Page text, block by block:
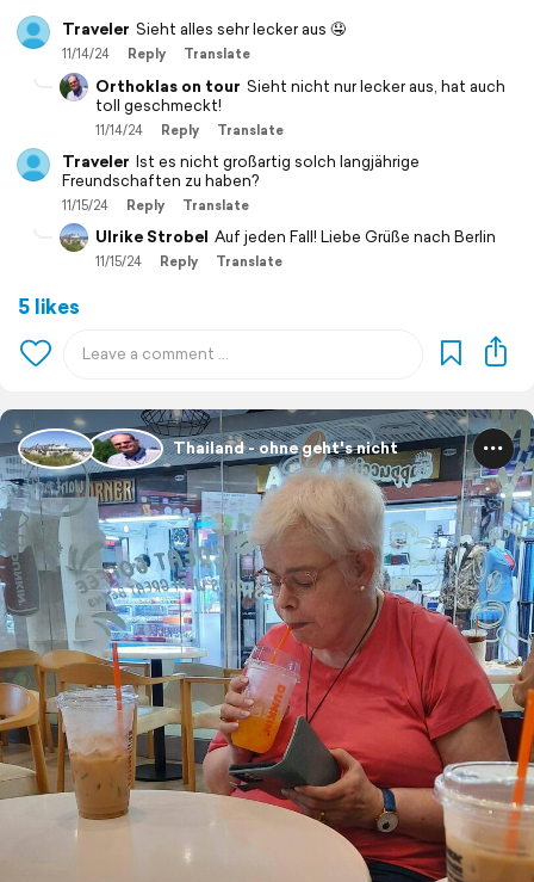
Traveler Sieht alles sehr lecker aus 🤤
11/14/24 Reply Translate
Orthoklas on tour Sieht nicht nur lecker aus, hat auch
toll geschmeckt!
11/14/24 Reply Translate
Traveler Ist es nicht großartig solch langjährige
Freundschaften zu haben?
11/15/24 Reply Translate
Ulrike Strobel Auf jeden Fall! Liebe Grüße nach Berlin
11/15/24 Reply Translate
5 likes
Thailand - ohne geht's nicht